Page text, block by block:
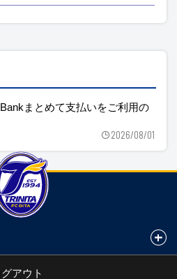
まとめて支払いをご利用の
2026/08/01
アウト